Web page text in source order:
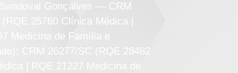
Sandoval Gonçalves — CRM
(RQE 25760 Clínica Médica |
Medicina de Família e
CRM 26277/SC (RQE 28482
| RQE 21227 Medicina de